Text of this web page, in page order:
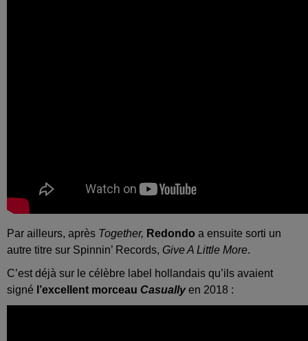
Par ailleurs, après Together, Redondo a ensuite sorti un
autre titre sur Spinnin’ Records, Give A Little More.
C’est déjà sur le célèbre label hollandais qu’ils avaient
signé l’excellent morceau Casuallyen 2018 :